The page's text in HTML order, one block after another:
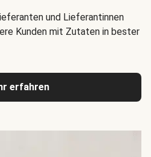
und Lieferantinnen
Kunden mit Zutaten in bester
erfahren